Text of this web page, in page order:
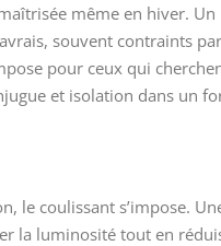
même en hiver. Un
souvent contraints
pour ceux qui
et isolation dans un
le coulissant s’impose.
la luminosité tout en